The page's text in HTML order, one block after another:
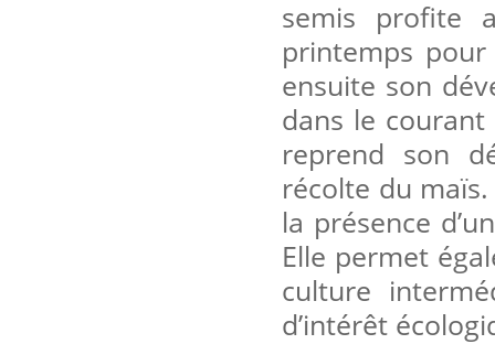
semis profite
printemps
ensuite son
dans le
reprend son
récolte du
la présence
Elle permet
culture
d’intérêt